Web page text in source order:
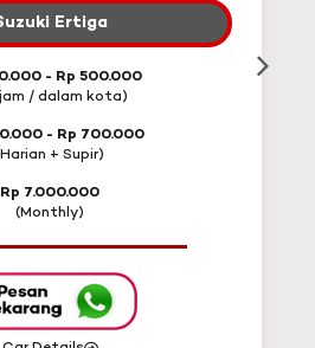
Mitsubishi
Rp 400.000 -